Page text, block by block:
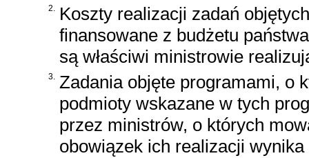
2. Koszty realizacji zadań
finansowane z budżetu
są właściwi ministrowie
3. Zadania objęte programami, o
podmioty wskazane w tych
przez ministrów, o których
obowiązek ich realizacji